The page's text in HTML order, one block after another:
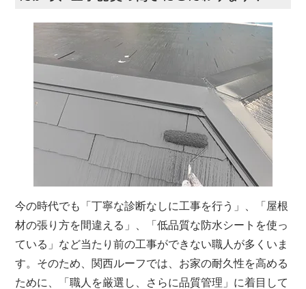
今の時代でも「丁寧な診断なしに工事を行う」、「屋根
材の張り方を間違える」、「低品質な防水シートを使っ
ている」など当たり前の工事ができない職人が多くいま
す。そのため、関西ルーフでは、お家の耐久性を高める
ために、「職人を厳選し、さらに品質管理」に着目して